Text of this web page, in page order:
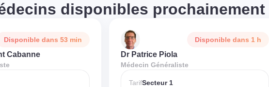
disponibles prochainement
Disponible dans 53 min
Cabanne
Disponible dans 1 h
Dr Patrice Piola
Médecin Généraliste
TarifSecteur 1